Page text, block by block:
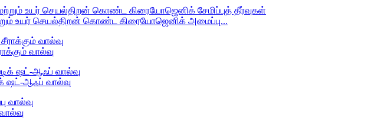
உயர் செயல்திறன் கொண்ட கிரையோஜெனிக் அமைப்பு...
வால்வு
ஷட்-ஆஃப் வால்வு